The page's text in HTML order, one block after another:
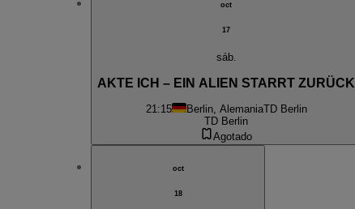
oct
17
sáb.
AKTE ICH – EIN ALIEN STARRT ZURÜCK
21:15 Berlin, AlemaniaTD Berlin
TD Berlin
Agotado
oct
18